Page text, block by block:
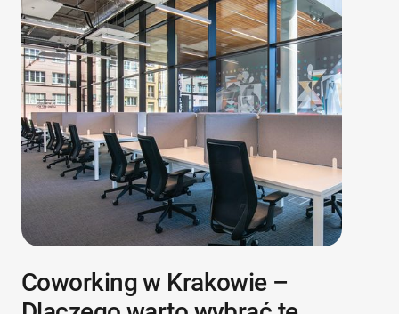
Coworking w Krakowie –